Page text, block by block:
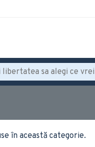
în această categorie.